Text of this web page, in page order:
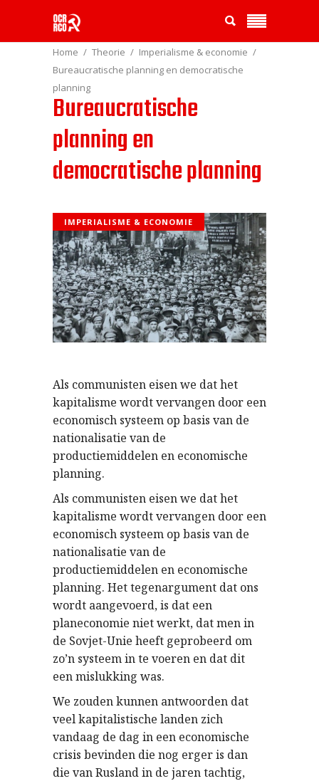
Home Theorie
Imperialisme & economie
Bureaucratische planning en democratische
planning
Bureaucratische
planning en
democratische planning
IMPERIALISME & ECONOMIE
Als communisten eisen we dat het
kapitalisme wordt vervangen door een
economisch systeem op basis van de
nationalisatie van de
productiemiddelen en economische
planning.
Als communisten eisen we dat het
kapitalisme wordt vervangen door een
economisch systeem op basis van de
nationalisatie van de
productiemiddelen en economische
planning. Het tegenargument dat ons
wordt aangevoerd, is dat een
planeconomie niet werkt, dat men in
de Sovjet-Unie heeft geprobeerd om
zo’n systeem in te voeren en dat dit
een mislukking was.
We zouden kunnen antwoorden dat
veel kapitalistische landen zich
vandaag de dag in een economische
crisis bevinden die nog erger is dan
die van Rusland in de jaren tachtig,